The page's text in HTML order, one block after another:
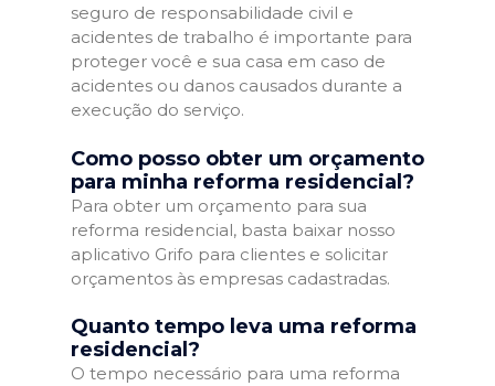
seguro de responsabilidade civil e
acidentes de trabalho é importante para
proteger você e sua casa em caso de
acidentes ou danos causados durante a
execução do serviço.
Como posso obter um orçamento
para minha reforma residencial?
Para obter um orçamento para sua
reforma residencial, basta baixar nosso
aplicativo Grifo para clientes e solicitar
orçamentos às empresas cadastradas.
Quanto tempo leva uma reforma
residencial?
O tempo necessário para uma reforma